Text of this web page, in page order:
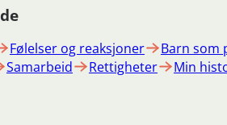
Følelser og reaksjoner
Barn som
Samarbeid Rettigheter Min